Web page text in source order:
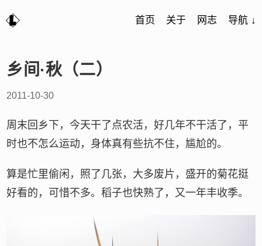
首页 关于 网志 导航 ↓
乡间·秋（二）
2011-10-30
周末回乡下，今天干了点农活，好几年不干活了，平
时也不怎么运动，身体真有些抗不住，尴尬的。
算是忙里偷闲，照了几张，大多废片，盛开的菊花挺
好看的，可惜不多。稻子也快熟了，又一年丰收季。